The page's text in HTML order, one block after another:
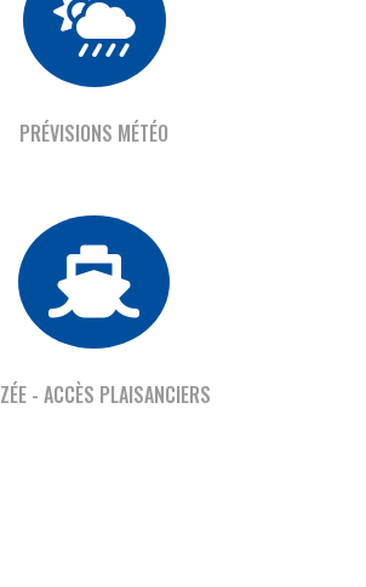

PRÉVISIONS MÉTÉO

- ACCÈS PLAISANCIERS